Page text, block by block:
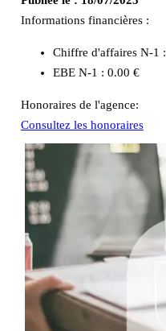
Informations financières :
Chiffre d'affaires N-1 :
EBE N-1 : 0.00 €
Honoraires de l'agence:
Consultez les honoraires